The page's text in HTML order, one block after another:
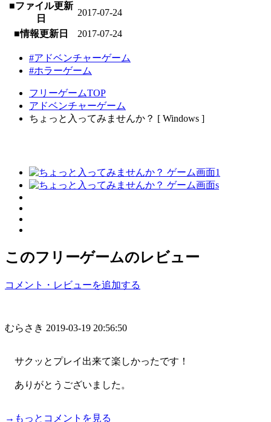
■ファイル更新
日
2017-07-24
■情報更新日 2017-07-24
#アドベンチャーゲーム
#ホラーゲーム
フリーゲームTOP
アドベンチャーゲーム
ちょっと入ってみませんか？ [ Windows ]
このフリーゲームのレビュー
コメント・レビューを追加する
むらさき 2019-03-19 20:56:50
サクッとプレイ出来て楽しかったです！
ありがとうございました。
→もっとコメントを見る